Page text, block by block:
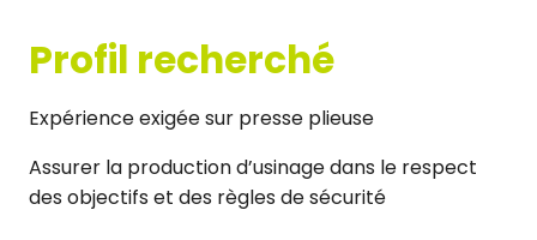
Profil recherché
Expérience exigée sur presse plieuse
Assurer la production d’usinage dans le respect
des objectifs et des règles de sécurité